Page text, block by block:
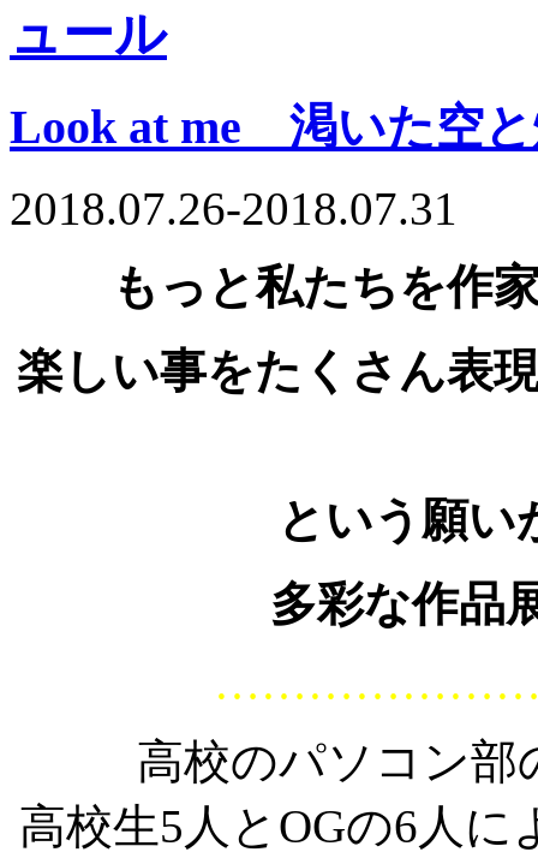
Look at me 渇いた空
2018.07.26-2018.07.31
もっと私たちを作
楽しい事をたくさん表
という願い
多彩な作品
高校のパソコン部
高校生5人とOGの6人